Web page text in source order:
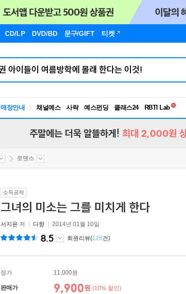
CD/LP DVD/BD 문구/GIFT 티켓
매장안내 채널예스 사락 예스펀딩 클래스24
RBTI Lab
독서유형검사
주말에는 더욱 알뜰하게! 최대 2,000원
로맨스
소득공제
그녀의 미소는 그를 미치게 한다
서지윤 저 다향 2014년 01월 10일
8.5 회원리뷰(126건)
정가 11,000원
판매가 9,900원 (10% 할인)